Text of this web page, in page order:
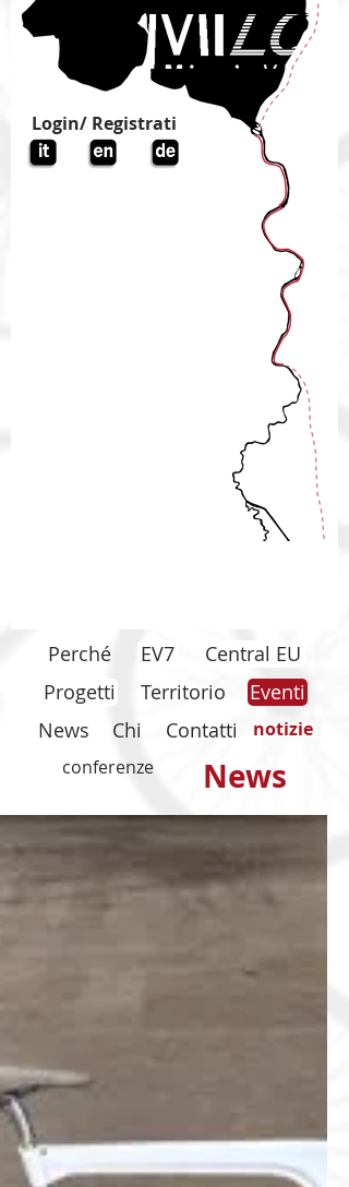
Login/ Registrati
Perché EV7
Central EU
Progetti
Territorio
Eventi
News
Chi Contatti
notizie
conferenze
News